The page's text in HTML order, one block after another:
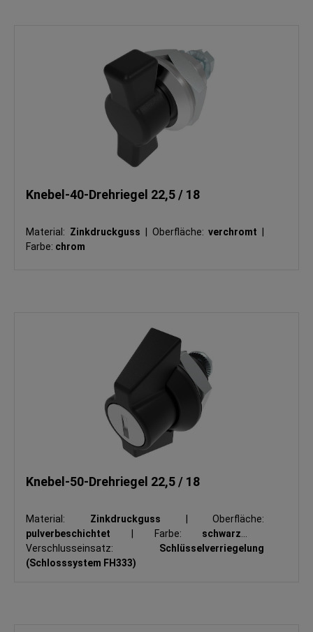
Knebel-40-Drehriegel 22,5 / 18
Material: Zinkdruckguss Oberfläche:verchromt
Farbe: chrom
Knebel-50-Drehriegel 22,5 / 18
Material: Zinkdruckguss
Oberfläche:
pulverbeschichtet
Farbe: schwarz
Verschlusseinsatz: Schlüsselverriegelung
(Schlosssystem FH333)